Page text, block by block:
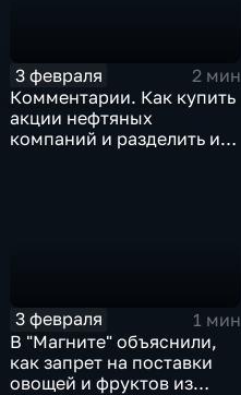
3 февраля
2 мин
Комментарии. Как купить
акции нефтяных
компаний и разделить их
3 февраля
1 мин
В "Магните" объяснили,
как запрет на поставки
овощей и фруктов из